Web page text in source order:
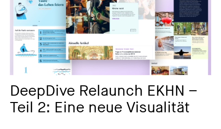
DeepDive Relaunch EKHN –
Teil 2: Eine neue Visualität